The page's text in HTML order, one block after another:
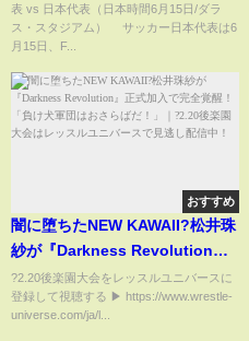
ムキャプテンは堂安律(ABEMA
TIMES)
表 vs 日本代表（日本時間6月15日/ダラ
ス・スタジアム） サッカー日本代表は6
月15日、F...
おすすめ
闇に堕ちたNEW KAWAII?松井珠
紗が『Darkness Revolution』
正式加入で完全覚醒！「負け犬
軍団はおさらばだ！」｜?2.20後
楽園大会はレッスルユニバース
?2.20後楽園大会をレッスルユニバースに
登録して視聴する ▶︎ https://www.wrestle-
universe.com/ja/l...